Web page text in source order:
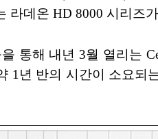
라데온 HD 8000 시리즈
통해 내년 3월 열리는
1년 반의 시간이 소요